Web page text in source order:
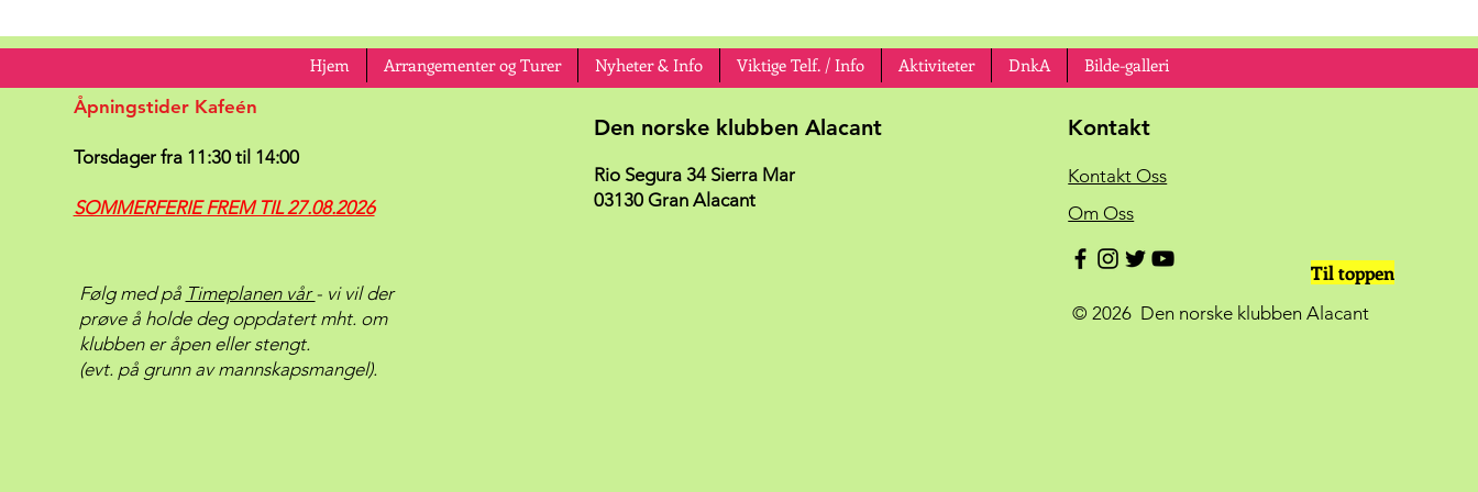
Til toppen
Åpningstider Kafeén
Torsdager fra 11:30 til 14:00
SOMMERFERIE FREM TIL 27.08.2026
Følg med på Timeplanen vår- vi vil der
prøve å holde deg oppdatert mht. om
klubben er åpen eller stengt.
(evt. på grunn av mannskapsmangel).
Den norske klubben Alacant
Rio Segura 34 Sierra Mar
03130 Gran Alacant
Kontakt
Kontakt Oss
Om Oss
© 2026 Den norske klubben Alacant
Hjem Arrangementer og Turer Nyheter & Info Viktige Telf. / Info Aktiviteter DnkA Bilde-galleri